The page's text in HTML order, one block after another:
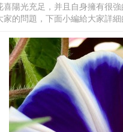
喜陽光充足，并且自身擁有很
家的問題，下面小編給大家詳細